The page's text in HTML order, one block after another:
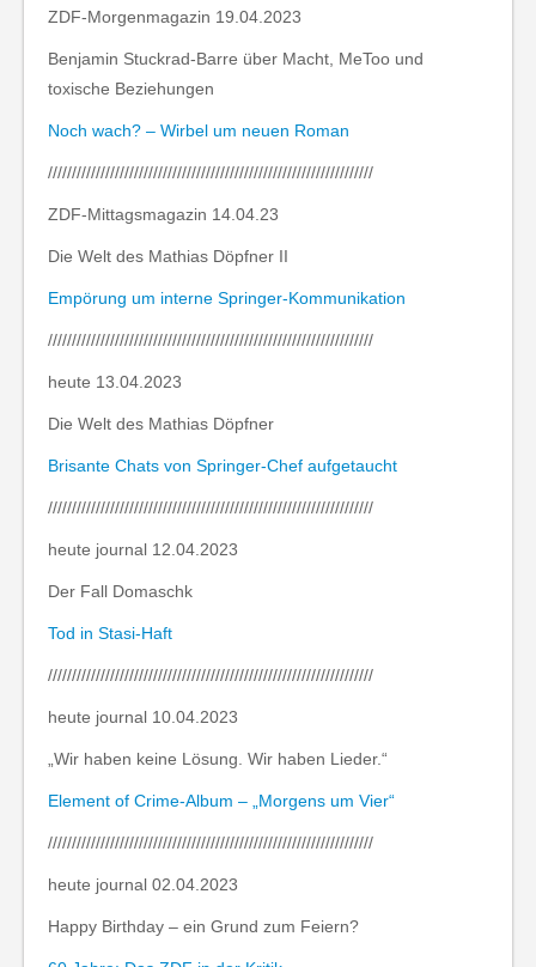
ZDF-Morgenmagazin 19.04.2023
Benjamin Stuckrad-Barre über Macht, MeToo und
toxische Beziehungen
Noch wach? – Wirbel um neuen Roman
////////////////////////////////////////////////////////////////////
ZDF-Mittagsmagazin 14.04.23
Die Welt des Mathias Döpfner II
Empörung um interne Springer-Kommunikation
////////////////////////////////////////////////////////////////////
heute 13.04.2023
Die Welt des Mathias Döpfner
Brisante Chats von Springer-Chef aufgetaucht
////////////////////////////////////////////////////////////////////
heute journal 12.04.2023
Der Fall Domaschk
Tod in Stasi-Haft
////////////////////////////////////////////////////////////////////
heute journal 10.04.2023
„Wir haben keine Lösung. Wir haben Lieder.“
Element of Crime-Album – „Morgens um Vier“
////////////////////////////////////////////////////////////////////
heute journal 02.04.2023
Happy Birthday – ein Grund zum Feiern?